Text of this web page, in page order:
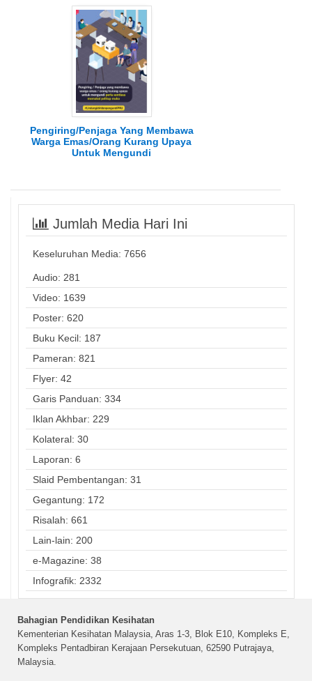
Pengiring/Penjaga Yang Membawa
Warga Emas/Orang Kurang Upaya
Untuk Mengundi
Jumlah Media Hari Ini
Keseluruhan Media: 7656
Audio: 281
Video: 1639
Poster: 620
Buku Kecil: 187
Pameran: 821
Flyer: 42
Garis Panduan: 334
Iklan Akhbar: 229
Kolateral: 30
Laporan: 6
Slaid Pembentangan: 31
Gegantung: 172
Risalah: 661
Lain-lain: 200
e-Magazine: 38
Infografik: 2332
Bahagian Pendidikan Kesihatan
Kementerian Kesihatan Malaysia, Aras 1-3, Blok E10, Kompleks E,
Kompleks Pentadbiran Kerajaan Persekutuan, 62590 Putrajaya,
Malaysia.